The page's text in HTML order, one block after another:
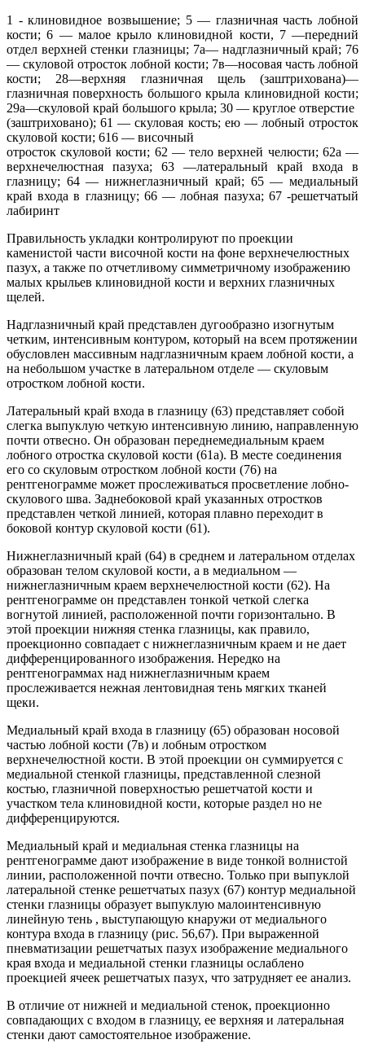
1 - клиновидное возвышение; 5 — глазничная часть лобной
кости; 6 — малое крыло клиновидной кости, 7 —передний
отдел верхней стенки глазницы; 7а— надглазничный край; 76
— скуловой отросток лобной кости; 7в—носовая часть лобной
кости; 28—верхняя глазничная щель (заштрихована)—
глазничная поверхность большого крыла клиновидной кости;
29а—скуловой край большого крыла; 30 — круглое отверстие
(заштриховано); 61 — скуловая кость; ею — лобный отросток
скуловой кости; 616 — височный
отросток скуловой кости; 62 — тело верхней челюсти; 62а —
верхнечелюстная пазуха; 63 —латеральный край входа в
глазницу; 64 — нижнеглазничный край; 65 — медиальный
край входа в глазницу; 66 — лобная пазуха; 67 -решетчатый
лабиринт
Правильность укладки контролируют по проекции
каменистой части височной кости на фоне верхнечелюст­ных
пазух, а также по отчетливому симметричному изображению
малых крыльев клиновидной кости и верх­них глазничных
щелей.
Надглазничный край представлен дугообразно изогнутым
четким, интенсивным контуром, который на всем протяжении
обусловлен массивным надглазничным краем лобной кости, а
на небольшом участке в лате­ральном отделе — скуловым
отростком лобной кости.
Латеральный край входа в глазницу (63) представляет собой
слегка выпуклую четкую интенсивную линию, направленную
почти отвесно. Он образован переднемедиальным краем
лобного отростка скуловой кости (61а). В месте соединения
его со скуловым отростком лобной кости (76) на
рентгенограмме может прослежи­ваться просветление лобно-
скулового шва. Заднебоковой край указанных отростков
представлен четкой лини­ей, которая плавно переходит в
боковой контур скуловой кости (61).
Нижнеглазничный край (64) в среднем и латеральном отделах
образован телом скуловой кости, а в медиальном —
нижнеглазничным краем верхнечелюстной кости (62). На
рентгенограмме он представлен тонкой чет­кой слегка
вогнутой линией, расположенной почти горизонтально. В
этой проекции нижняя стенка глаз­ницы, как правило,
проекционно совпадает с нижнеглазничным краем и не дает
дифференцированного изобра­жения. Нередко на
рентгенограммах над нижнеглазничным краем
прослеживается нежная лентовидная тень мягких тканей
щеки.
Медиальный край входа в глазницу (65) образован носовой
частью лобной кости (7в) и лобным отростком
верхнечелюстной кости. В этой проекции он суммируется с
медиальной стенкой глазницы, представленной слезной
костью, глазничной поверхностью решетчатой кости и
участком тела клиновидной кости, которые раздел но не
дифференцируются.
Медиальный край и медиальная стенка глазницы на
рентгенограмме дают изображение в виде тонкой вол­нистой
линии, расположенной почти отвесно. Только при выпуклой
латеральной стенке решетчатых пазух (67) контур медиальной
стенки глазницы образует выпуклую малоинтенсивную
линейную тень , выступающую кнаружи от медиального
контура входа в глазницу (рис. 56,67). При выраженной
пневматизации решетчатых пазух изображение медиального
края входа и медиальной стенки глазницы ослаблено
проекцией ячеек решет­чатых пазух, что затрудняет ее анализ.
В отличие от нижней и медиальной стенок, проекционно
совпадающих с входом в глазницу, ее верхняя и латеральная
стенки дают самостоятельное изображение.